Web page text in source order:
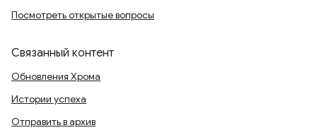
Посмотреть открытые вопросы
Связанный контент
Обновления Хрома
Истории успеха
Отправить в архив